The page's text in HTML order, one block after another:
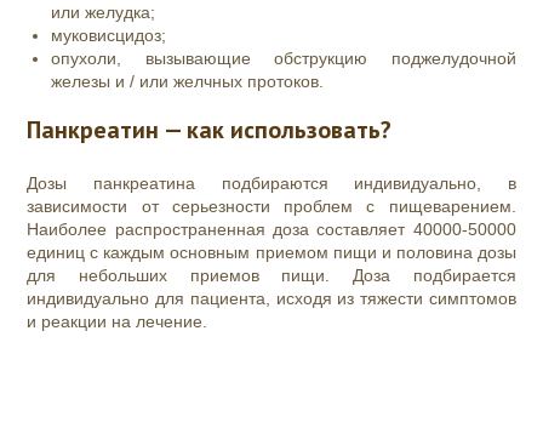
или желудка;
муковисцидоз;
опухоли, вызывающие обструкцию поджелудочной
железы и / или желчных протоков.
Панкреатин — как использовать?
Дозы панкреатина подбираются индивидуально, в
зависимости от серьезности проблем с пищеварением.
Наиболее распространенная доза составляет 40000-50000
единиц с каждым основным приемом пищи и половина дозы
для небольших приемов пищи. Доза подбирается
индивидуально для пациента, исходя из тяжести симптомов
и реакции на лечение.